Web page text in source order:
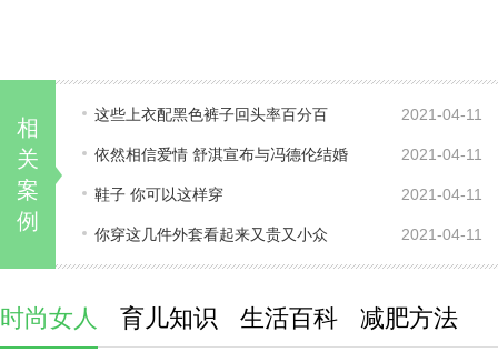
相
关
案
例
这些上衣配黑色裤子回头率百分百 2021-04-11
依然相信爱情 舒淇宣布与冯德伦结婚 2021-04-11
鞋子 你可以这样穿 2021-04-11
你穿这几件外套看起来又贵又小众 2021-04-11
时尚女人 育儿知识 生活百科 减肥方法